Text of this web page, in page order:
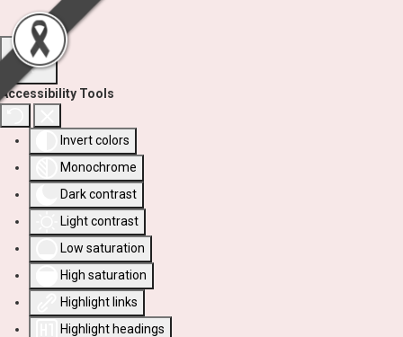
Accessibility Tools
Invert colors
Monochrome
Dark contrast
Light contrast
Low saturation
High saturation
Highlight links
Highlight headings